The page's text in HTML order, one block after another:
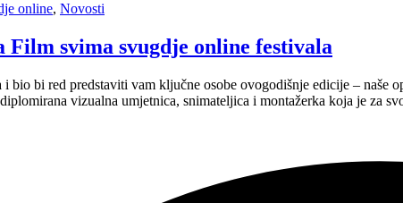
online, Novosti
svima svugdje online festivala
bio bi red predstaviti vam ključne osobe ovogodišnje edicije –
vizualna umjetnica, snimateljica i montažerka koja je za